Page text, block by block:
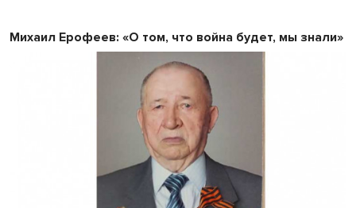
Михаил Ерофеев: «О том, что война будет, мы знали»